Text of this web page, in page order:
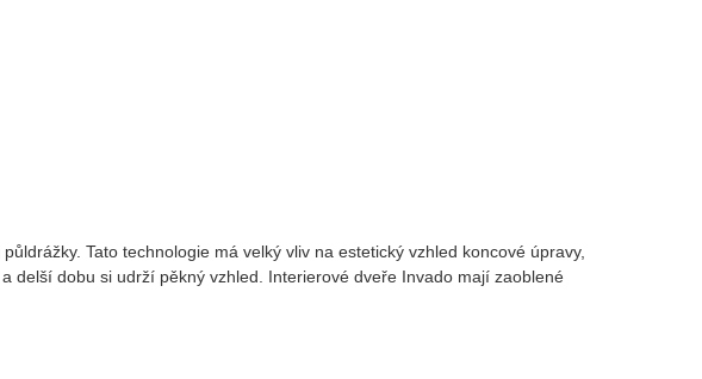
Tato technologie má velký vliv na estetický vzhled koncové úpravy,
dobu si udrží pěkný vzhled. Interierové dveře Invado mají zaoblené